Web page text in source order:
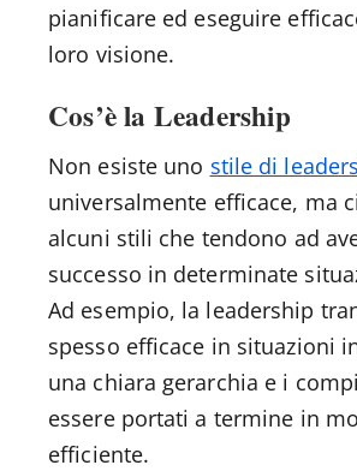
pianificare ed eseguire
loro visione.
Cos’è la Leadership
Non esiste uno stile di
universalmente efficace, ma
alcuni stili che tendono ad
successo in determinate
Ad esempio, la leadership
spesso efficace in situazioni
una chiara gerarchia e i
essere portati a termine in
efficiente.